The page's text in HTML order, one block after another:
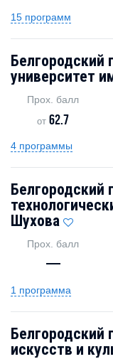
15 программ
Белгородский
университет
Прох. балл
от62.7
4 программы
Белгородский
Шухова
Прох. балл
—
1 программа
Белгородский
искусств и